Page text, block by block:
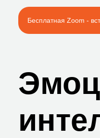
Бесплатная Zoom -